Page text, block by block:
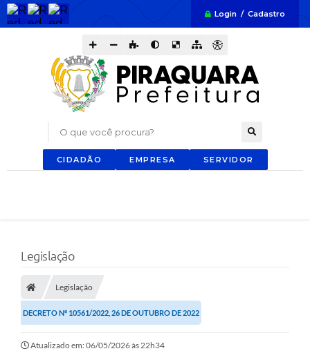
Login / Cadastro
O que você procura?
CIDADÃO EMPRESA SERVIDOR
Legislação
Legislação
DECRETO Nº 10561/2022, 26 DE OUTUBRO DE 2022
Atualizado em: 06/05/2026 às 22h34